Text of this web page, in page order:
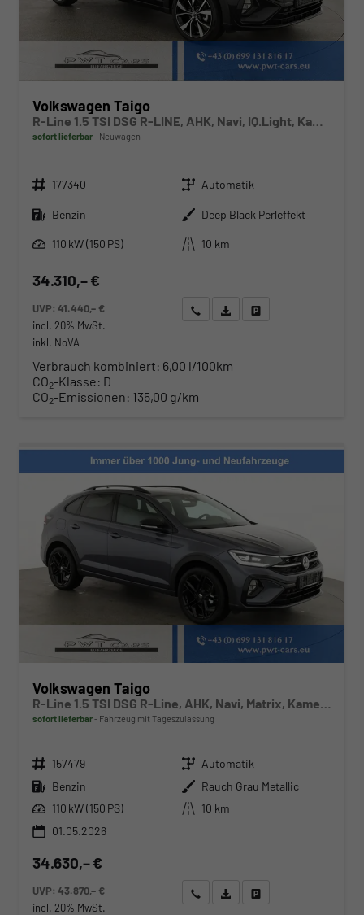
Volkswagen Taigo
R-Line 1.5 TSI DSG R-LINE, AHK, Navi, IQ.Light, Kamera, ACC, Winter
sofort lieferbar Neuwagen
Fahrzeugnr. 177340 Getriebe Automatik
Kraftstoff Benzin Außenfarbe Deep Black Perleffekt
Leistung
110 kW (150 PS) Kilometerstand 10 km
34.310,– €
UVP:41.440,– €
incl. 20% MwSt.
inkl. NoVA
Wir rufen Sie anAngebot drucken (PDF)
Verbrauch kombiniert: 6,00 l/100km
CO2-Klasse: D
CO2-Emissionen: 135,00 g/km
Volkswagen Taigo
R-Line 1.5 TSI DSG R-Line, AHK, Navi, Matrix, Kamera, ACC, Winter, 4 J.-Garantie
sofort lieferbar Fahrzeug mit Tageszulassung
Fahrzeugnr. 157479 Getriebe Automatik
Kraftstoff Benzin Außenfarbe Rauch Grau Metallic
Leistung 110 kW (150 PS) Kilometerstand
10 km
01.05.2026
34.630,– €
UVP:43.870,– €
incl. 20% MwSt.
Wir rufen Sie anAngebot drucken (PDF)